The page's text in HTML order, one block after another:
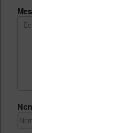
Message *
Nom *